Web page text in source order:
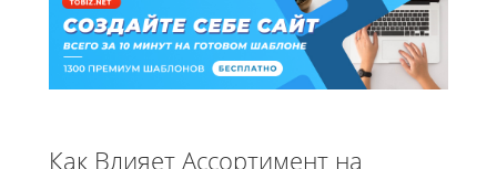
Как Влияет Ассортимент на